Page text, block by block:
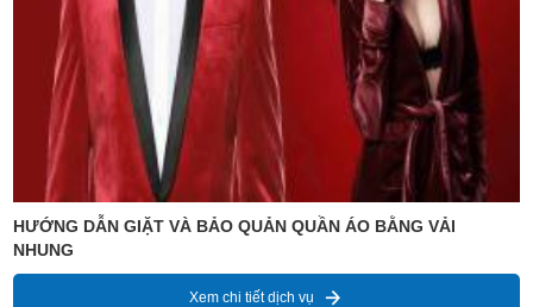
HƯỚNG DẪN GIẶT VÀ BẢO QUẢN QUẦN ÁO BẰNG VẢI
NHUNG
Xem chi tiết dịch vụ